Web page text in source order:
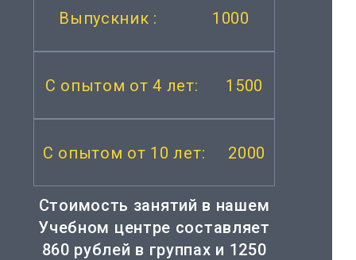
1000
1500
2000
Стоимость занятий в нашем
Учебном центре составляет
860 рублей в группах и 1250